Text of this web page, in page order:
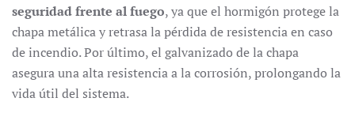
seguridad frente al fuego, ya que el hormigón protege la
chapa metálica y retrasa la pérdida de resistencia en caso
de incendio. Por último, el galvanizado de la chapa
asegura una alta resistencia a la corrosión, prolongando la
vida útil del sistema.